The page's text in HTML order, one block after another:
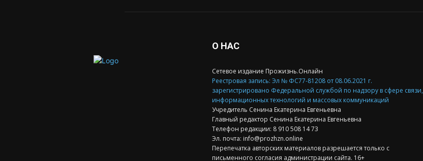
О НАС
Сетевое издание Прожизнь.Онлайн
Реестровая запись: Эл № ФС77-81208 от 08.06.2021 г.
зарегистрировано Федеральной службой по надзору в сфере связи,
информационных технологий и массовых коммуникаций
Учредитель Сенина Екатерина Евгеньевна
Главный редактор Сенина Екатерина Евгеньевна
Телефон редакции: 8 910 508 14 73
Эл. почта: info@prozhzn.online
Перепечатка авторских материалов разрешается только с
письменного согласия администрации сайта. 16+